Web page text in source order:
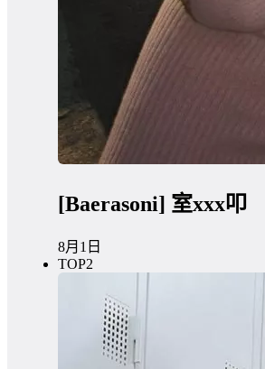
[Baerasoni] 室xxx叩
8月1日
TOP2